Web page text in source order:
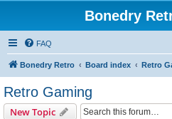
Bonedry
FAQ
Bonedry Retro Board index Retro
Retro Gaming
New Topic